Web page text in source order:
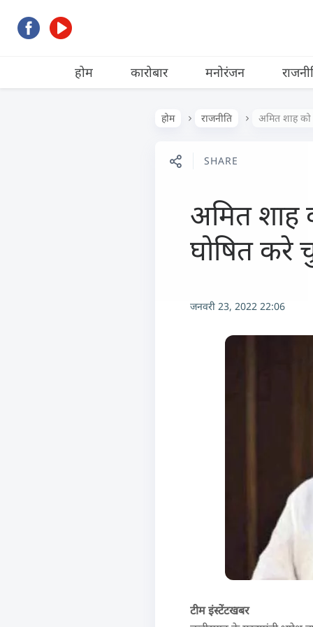
होम कारोबार मनोरंजन
होम राजनीति अमित शाह को
SHARE
अमित शाह
घोषित करे
जनवरी 23, 2022 22:06
टीम इंस्टेंटखबर